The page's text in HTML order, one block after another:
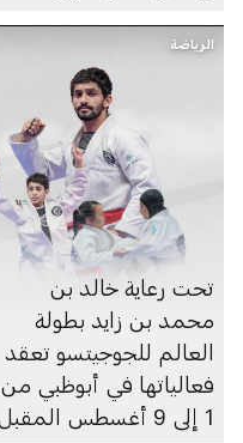
الرياضة
تحت رعاية خالد بن
محمد بن زايد بطولة
العالم للجوجيتسو تعقد
فعالياتها في أبوظبي من
1 إلى 9 أغسطس المقبل